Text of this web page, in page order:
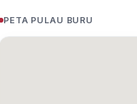
PETA PULAU BURU